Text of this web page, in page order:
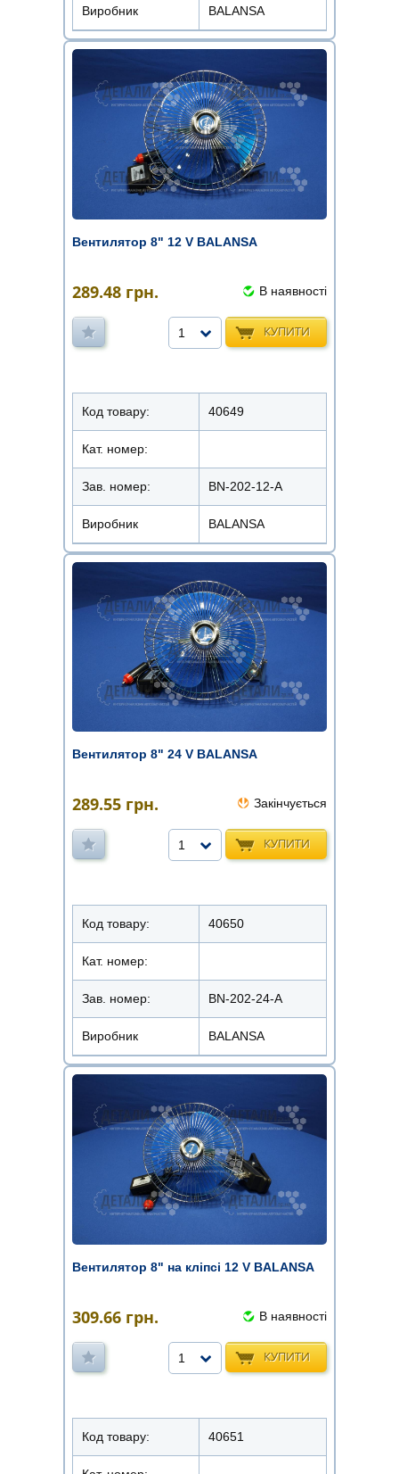
Виробник BALANSA
Вентилятор 8" 12 V BALANSA
289.48 грн. В наявності
КУПИТИ
1
Код товару: 40649
Кат. номер:
Зав. номер: BN-202-12-A
Виробник BALANSA
Вентилятор 8" 24 V BALANSA
289.55 грн. Закінчується
КУПИТИ
1
Код товару: 40650
Кат. номер:
Зав. номер: BN-202-24-A
Виробник BALANSA
Вентилятор 8" на кліпсі 12 V BALANSA
309.66 грн. В наявності
КУПИТИ
1
Код товару: 40651